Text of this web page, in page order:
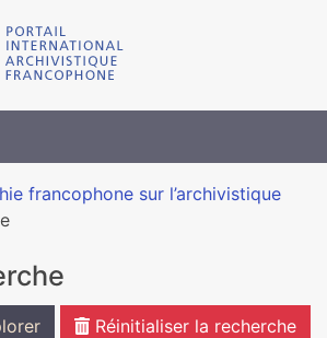
francophone sur l’archivistique
Réinitialiser la recherche